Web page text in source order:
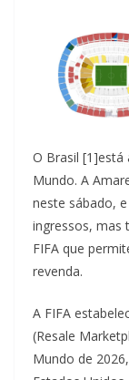
O Brasil [1]está
Mundo. A
neste sábado,
ingressos, mas
FIFA que
revenda.
A FIFA
(Resale
Mundo de